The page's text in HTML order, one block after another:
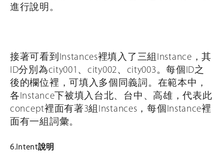
進行說明。
接著可看到Instances裡填入了三組Instance，其
ID分別為city001、city002、city003。每個ID之
後的欄位裡，可填入多個同義詞。在範本中，
各Instance下被填入台北、台中、高雄，代表此
concept裡面有著3組Instances，每個Instance裡
面有一組詞彙。
6.Intent說明